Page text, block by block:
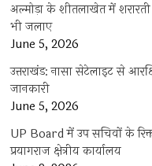
अल्मोड़ा के शीतलाखेत में
भी जलाए
June 5, 2026
उत्तराखंड: नासा सेटेलाइट से
जानकारी
June 5, 2026
UP Board में उप सचिवों के
प्रयागराज क्षेत्रीय कार्यालय